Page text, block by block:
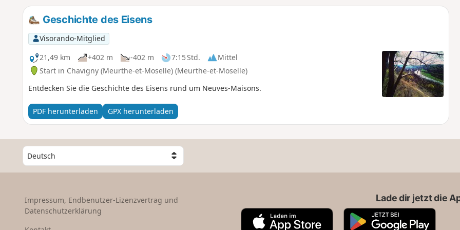
Geschichte des Eisens
Visorando-Mitglied
21,49 km
+402 m -402 m 7:15 Std.
Mittel
Start in Chavigny (Meurthe-et-Moselle) (Meurthe-et-Moselle)
Entdecken Sie die Geschichte des Eisens rund um Neuves-Maisons.
PDF herunterladen GPX herunterladen
W
ä
h
e
n
Impressum, Endbenutzer-Lizenzvertrag und
Datenschutzerklärung
Lade dir jetzt die
A
G